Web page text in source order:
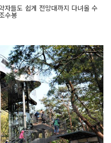
자들도 쉽게 전망대까지 다녀올 수
수봉